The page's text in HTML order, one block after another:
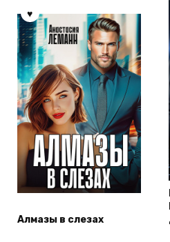
Алмазы в слезах